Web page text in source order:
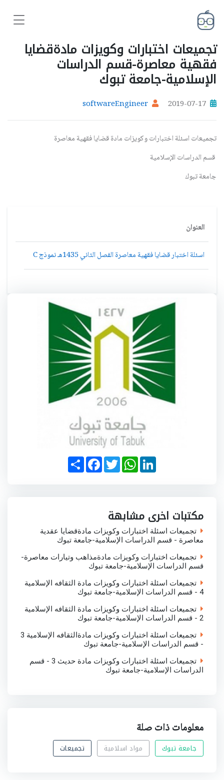
تجميعات اختبارات وكويزات مادةقضايا
فقهية معاصرة-قسم الدراسات
الإسلامية-جامعة تبوك
2019-07-17
softwareEngineer
تجميعات اسئلة اختبارات وكويزات مادة قضايا فقهية معاصرة
قسم الدراسات الإسلامية
جامعة تبوك
العنوان
اسئلة اختبار قضايا فقهية معاصرة الفصل الثاني 1435هـ نموذج C
S
h
a
F
a
c
T
w
i
W
h
a
p
p
L
i
n
n
مكتبات اخرى مشابهة
تجميعات اسئلة اختبارات وكويزات مادةقضايا عقدية
معاصرة - قسم الدراسات الإسلامية-جامعة تبوك
تجميعات اختبارات وكويزات مادةمذاهب وتيارات معاصرة-
قسم الدراسات الإسلامية-جامعة تبوك
تجميعات اسئلة اختبارات وكويزات مادة الثقافه الإسلامية
4 - قسم الدراسات الإسلامية-جامعة تبوك
تجميعات اسئلة اختبارات وكويزات مادة الثقافه الإسلامية
2 - قسم الدراسات الإسلامية-جامعة تبوك
تجميعات اسئلة اختبارات وكويزات مادةالثقافه الإسلامية 3
- قسم الدراسات الإسلامية-جامعة تبوك
تجميعات اسئلة اختبارات وكويزات مادة حديث 3 - قسم
الدراسات الإسلامية-جامعة تبوك
معلومات ذات صلة
جامعة تبوك مواد اسلامية تجميعات